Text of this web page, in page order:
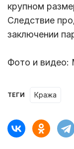
крупном
Следствие
заключении
Фото и
ТЕГИ кража